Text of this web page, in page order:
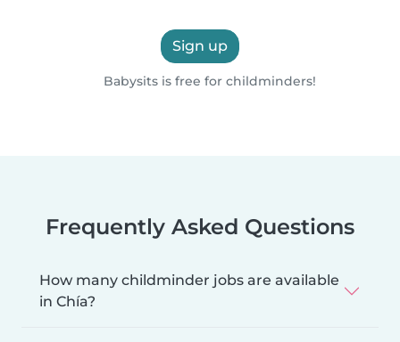
Sign up
Babysits is free for childminders!
Frequently Asked Questions
How many childminder jobs are available
in Chía?